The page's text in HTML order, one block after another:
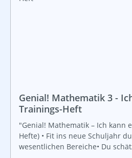
Genial! Mathematik 3 -
Trainings-Heft
"Genial! Mathematik – Ich kann
Hefte) • Fit ins neue Schuljahr
wesentlichen Bereiche• Du